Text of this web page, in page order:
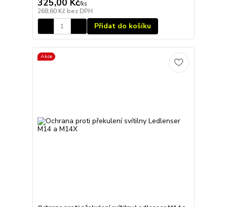
325,00 Kč/ks
268,60 Kč bez DPH
Přidat do košíku
Akce